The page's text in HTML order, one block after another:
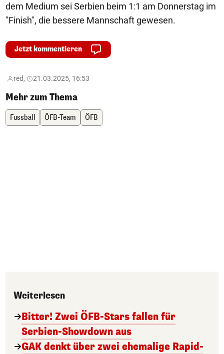
dem Medium sei Serbien beim 1:1 am Donnerstag im
"Finish", die bessere Mannschaft gewesen.
Jetzt kommentieren
red, 21.03.2025, 16:53
Mehr zum Thema
Fussball ÖFB-Team ÖFB
Weiterlesen
Bitter! Zwei ÖFB-Stars fallen für
Serbien-Showdown aus
GAK denkt über zwei ehemalige Rapid-